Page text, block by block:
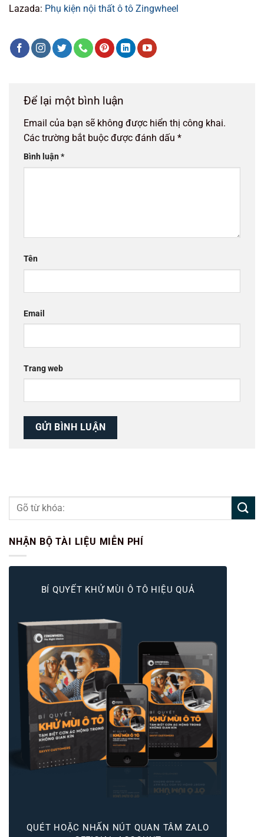
Lazada: Phụ kiện nội thất ô tô Zingwheel
Để lại một bình luận
Email của bạn sẽ không được hiển thị công khai.
Các trường bắt buộc được đánh dấu *
Bình luận*
Tên
Email
Trang web
NHẬN BỘ TÀI LIỆU MIỄN PHÍ
BÍ QUYẾT KHỬ MÙI Ô TÔ HIỆU QUẢ
QUÉT HOẶC NHẤN NÚT QUAN TÂM ZALO